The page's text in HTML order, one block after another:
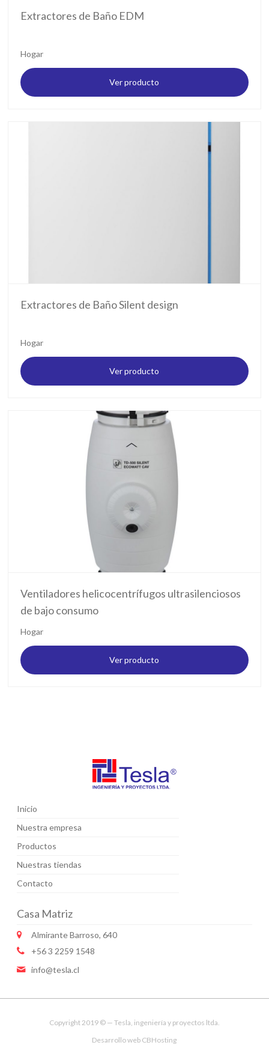
Extractores de Baño EDM
Hogar
Ver producto
Extractores de Baño Silent design
Hogar
Ver producto
Ventiladores helicocentrífugos ultrasilenciosos
de bajo consumo
Hogar
Ver producto
Inicio
Nuestra empresa
Productos
Nuestras tiendas
Contacto
Casa Matriz
Almirante Barroso, 640
+56 3 2259 1548
info@tesla.cl
Copyright 2019 © — Tesla, ingeniería y proyectos ltda.
Desarrollo web CBHosting